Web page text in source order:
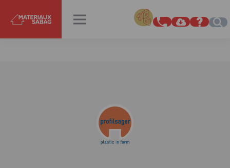
INSPIRATIONS RENDEZ-VOUS